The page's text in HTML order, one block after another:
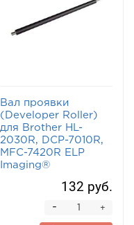
Вал проявки
(Developer Roller)
для Brother HL-
2030R, DCP-7010R,
MFC-7420R ELP
Imaging®
132 руб.
+
-